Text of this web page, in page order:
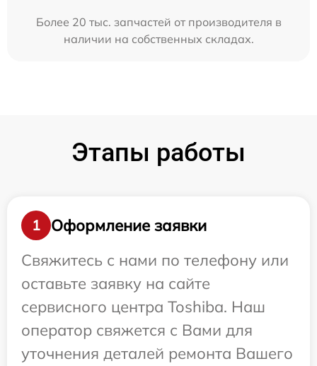
Более 20 тыс. запчастей от производителя в
наличии на собственных складах.
Этапы работы
1
Оформление заявки
Свяжитесь с нами по телефону или
оставьте заявку на сайте
сервисного центра Toshiba. Наш
оператор свяжется с Вами для
уточнения деталей ремонта Вашего